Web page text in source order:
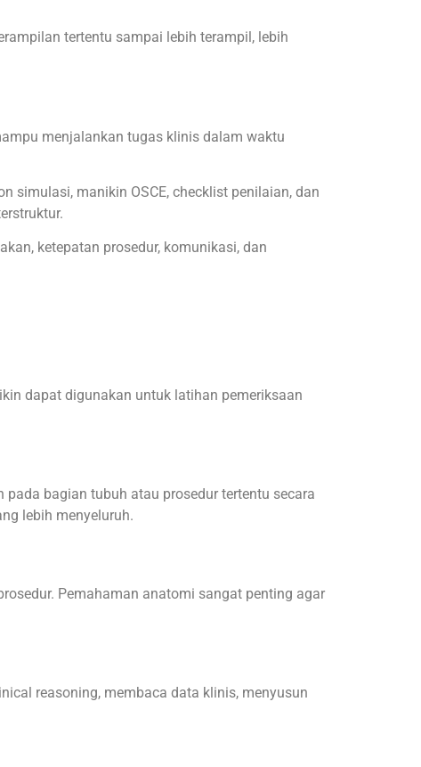
tertentu sampai lebih terampil, lebih
menjalankan tugas klinis dalam waktu
simulasi, manikin OSCE, checklist penilaian, dan
ketepatan prosedur, komunikasi, dan
dapat digunakan untuk latihan pemeriksaan
bagian tubuh atau prosedur tertentu secara
lebih menyeluruh.
Pemahaman anatomi sangat penting agar
reasoning, membaca data klinis, menyusun